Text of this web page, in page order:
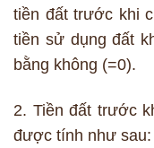
tiền đất trước khi
tiền sử dụng đất
bằng không (=0).
2. Tiền đất trước
được tính như sau: